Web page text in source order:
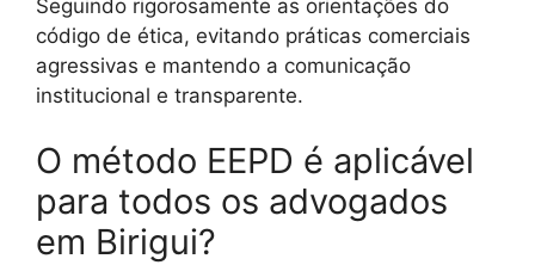
Seguindo rigorosamente as orientações do
código de ética, evitando práticas comerciais
agressivas e mantendo a comunicação
institucional e transparente.
O método EEPD é aplicável
para todos os advogados
em Birigui?